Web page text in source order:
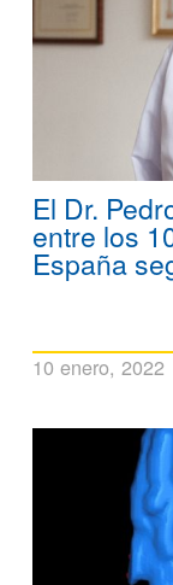
El Dr.
entre los
España
10 enero, 2022